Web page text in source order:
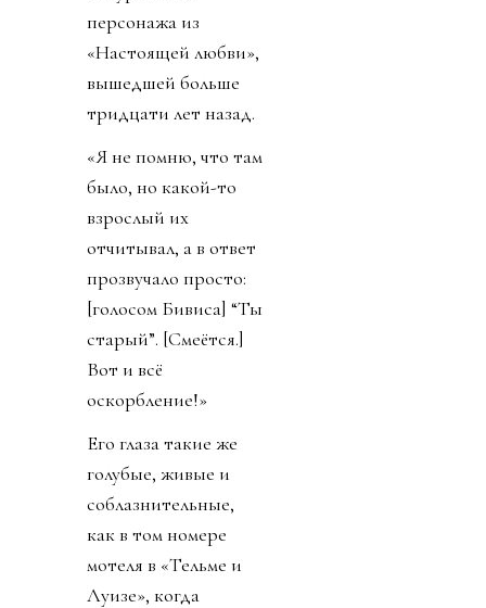
персонажа из
«Настоящей любви»,
вышедшей больше
тридцати лет назад.
«Я не помню, что там
было, но какой-то
взрослый их
отчитывал, а в ответ
прозвучало просто:
[голосом Бивиса] “Ты
старый”. [Смеётся.]
Вот и всё
оскорбление!»
Его глаза такие же
голубые, живые и
соблазнительные,
как в том номере
мотеля в «Тельме и
Луизе», когда